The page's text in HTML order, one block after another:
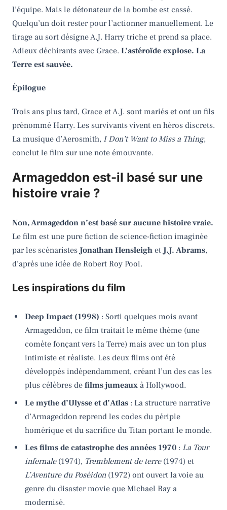
l’équipe. Mais le détonateur de la bombe est cassé.
Quelqu’un doit rester pour l’actionner manuellement. Le
tirage au sort désigne A.J. Harry triche et prend sa place.
Adieux déchirants avec Grace. L’astéroïde explose. La
Terre est sauvée.
Épilogue
Trois ans plus tard, Grace et A.J. sont mariés et ont un fils
prénommé Harry. Les survivants vivent en héros discrets.
La musique d’Aerosmith, I Don’t Want to Miss a Thing,
conclut le film sur une note émouvante.
Armageddon est-il basé sur une
histoire vraie ?
Non, Armageddon n’est basé sur aucune histoire vraie.
Le film est une pure fiction de science-fiction imaginée
par les scénaristes Jonathan Hensleigh et J.J. Abrams,
d’après une idée de Robert Roy Pool.
Les inspirations du film
Deep Impact (1998) : Sorti quelques mois avant
Armageddon, ce film traitait le même thème (une
comète fonçant vers la Terre) mais avec un ton plus
intimiste et réaliste. Les deux films ont été
développés indépendamment, créant l’un des cas les
plus célèbres de films jumeauxà Hollywood.
Le mythe d’Ulysse et d’Atlas: La structure narrative
d’Armageddon reprend les codes du périple
homérique et du sacrifice du Titan portant le monde.
Les films de catastrophe des années 1970: La Tour
infernale(1974), Tremblement de terre(1974) et
L’Aventure du Poséidon(1972) ont ouvert la voie au
genre du disaster movie que Michael Bay a
modernisé.